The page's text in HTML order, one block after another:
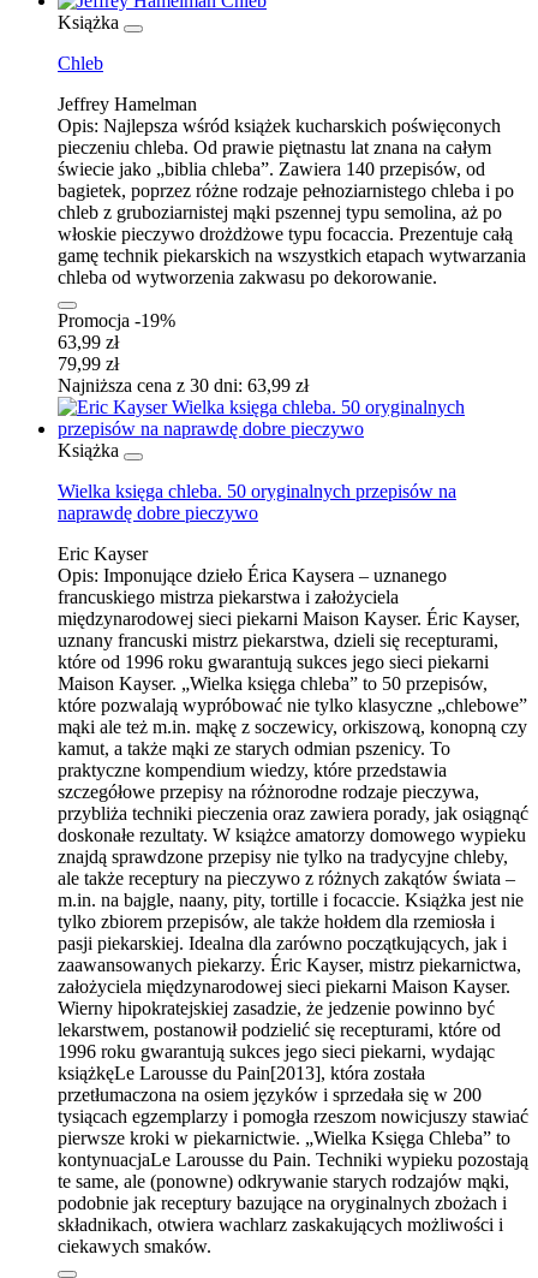
Książka
Chleb
Jeffrey Hamelman
Opis: Najlepsza wśród książek kucharskich poświęconych
pieczeniu chleba. Od prawie piętnastu lat znana na całym
świecie jako „biblia chleba”. Zawiera 140 przepisów, od
bagietek, poprzez różne rodzaje pełnoziarnistego chleba i po
chleb z gruboziarnistej mąki pszennej typu semolina, aż po
włoskie pieczywo drożdżowe typu focaccia. Prezentuje całą
gamę technik piekarskich na wszystkich etapach wytwarzania
chleba od wytworzenia zakwasu po dekorowanie.
Promocja -19%
63,99 zł
79,99 zł
Najniższa cena z 30 dni: 63,99 zł
Książka
Wielka księga chleba. 50 oryginalnych przepisów na
naprawdę dobre pieczywo
Eric Kayser
Opis: Imponujące dzieło Érica Kaysera – uznanego
francuskiego mistrza piekarstwa i założyciela
międzynarodowej sieci piekarni Maison Kayser. Éric Kayser,
uznany francuski mistrz piekarstwa, dzieli się recepturami,
które od 1996 roku gwarantują sukces jego sieci piekarni
Maison Kayser. „Wielka księga chleba” to 50 przepisów,
które pozwalają wypróbować nie tylko klasyczne „chlebowe”
mąki ale też m.in. mąkę z soczewicy, orkiszową, konopną czy
kamut, a także mąki ze starych odmian pszenicy. To
praktyczne kompendium wiedzy, które przedstawia
szczegółowe przepisy na różnorodne rodzaje pieczywa,
przybliża techniki pieczenia oraz zawiera porady, jak osiągnąć
doskonałe rezultaty. W książce amatorzy domowego wypieku
znajdą sprawdzone przepisy nie tylko na tradycyjne chleby,
ale także receptury na pieczywo z różnych zakątów świata –
m.in. na bajgle, naany, pity, tortille i focaccie. Książka jest nie
tylko zbiorem przepisów, ale także hołdem dla rzemiosła i
pasji piekarskiej. Idealna dla zarówno początkujących, jak i
zaawansowanych piekarzy. Éric Kayser, mistrz piekarnictwa,
założyciela międzynarodowej sieci piekarni Maison Kayser.
Wierny hipokratejskiej zasadzie, że jedzenie powinno być
lekarstwem, postanowił podzielić się recepturami, które od
1996 roku gwarantują sukces jego sieci piekarni, wydając
książkęLe Larousse du Pain[2013], która została
przetłumaczona na osiem języków i sprzedała się w 200
tysiącach egzemplarzy i pomogła rzeszom nowicjuszy stawiać
pierwsze kroki w piekarnictwie. „Wielka Księga Chleba” to
kontynuacjaLe Larousse du Pain. Techniki wypieku pozostają
te same, ale (ponowne) odkrywanie starych rodzajów mąki,
podobnie jak receptury bazujące na oryginalnych zbożach i
składnikach, otwiera wachlarz zaskakujących możliwości i
ciekawych smaków.